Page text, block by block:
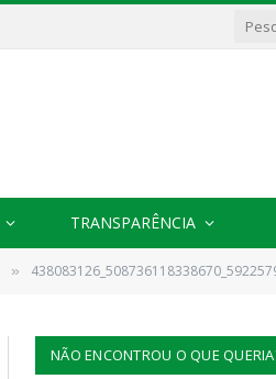
TRANSPARÊNCIA
»
NÃO ENCONTROU O QUE